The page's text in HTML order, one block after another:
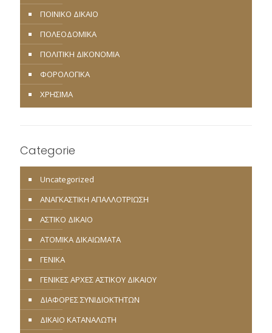
ΠΟΙΝΙΚΟ ΔΙΚΑΙΟ
ΠΟΛΕΟΔΟΜΙΚΑ
ΠΟΛΙΤΙΚΗ ΔΙΚΟΝΟΜΙΑ
ΦΟΡΟΛΟΓΙΚΑ
ΧΡΗΣΙΜΑ
Categorie
Uncategorized
ΑΝΑΓΚΑΣΤΙΚΗ ΑΠΑΛΛΟΤΡΙΩΣΗ
ΑΣΤΙΚΟ ΔΙΚΑΙΟ
ΑΤΟΜΙΚΑ ΔΙΚΑΙΩΜΑΤΑ
ΓΕΝΙΚΑ
ΓΕΝΙΚΕΣ ΑΡΧΕΣ ΑΣΤΙΚΟΥ ΔΙΚΑΙΟΥ
ΔΙΑΦΟΡΕΣ ΣΥΝΙΔΙΟΚΤΗΤΩΝ
ΔΙΚΑΙΟ ΚΑΤΑΝΑΛΩΤΗ